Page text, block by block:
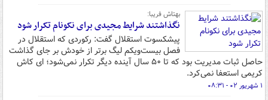
بهتاش فریبا:
نگذاشتند شرایط مجیدی برای نکونام تکرار شود
پیشکسوت استقلال گفت: رکوردی که استقلال در
فصل بیست‌ویکم لیگ برتر از خودش بر جای گذاشت
حاصل ثبات مدیریت بود که تا ۵۰ سال آینده دیگر تکرار نمی‌شود؛ ای کاش
کریمی استعفا نمی‌کرد.
۱ شهریور ۰۲ - ۰۸:۳۱